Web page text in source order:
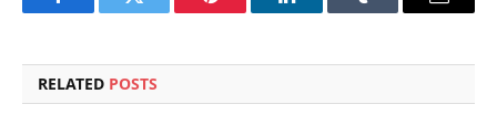
FacebookTwitter Pinterest LinkedInTumblr Email
RELATED POSTS